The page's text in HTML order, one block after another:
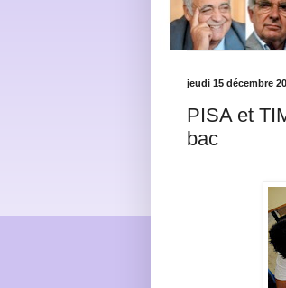
jeudi 15 décembre
PISA et
bac